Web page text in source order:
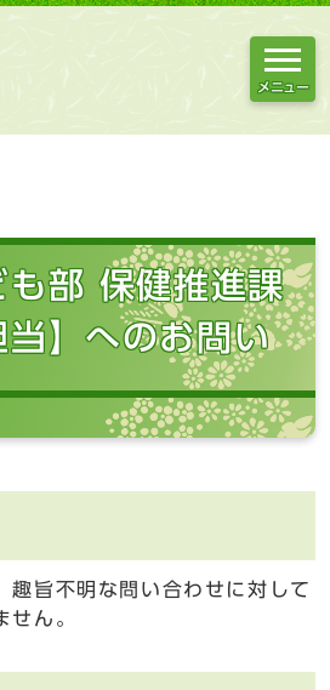
メニュー
も部 保健推進課
当】へのお問い
趣旨不明な問い合わせに対して
せん。